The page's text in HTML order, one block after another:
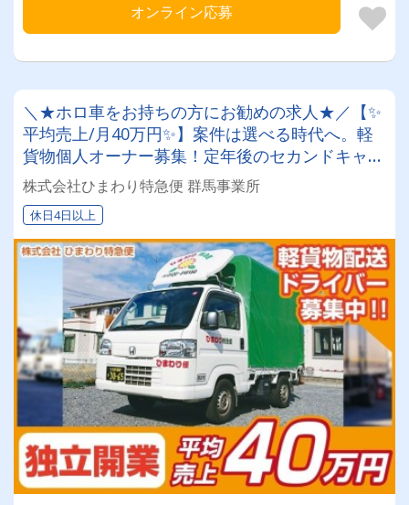
オンライン応募
＼★ホロ車をお持ちの方にお勧めの求人★／【✨
平均売上/月40万円✨】案件は選べる時代へ。軽
貨物個人オーナー募集！定年後のセカンドキャリ
アにも！
株式会社ひまわり特急便 群馬事業所
休日4日以上